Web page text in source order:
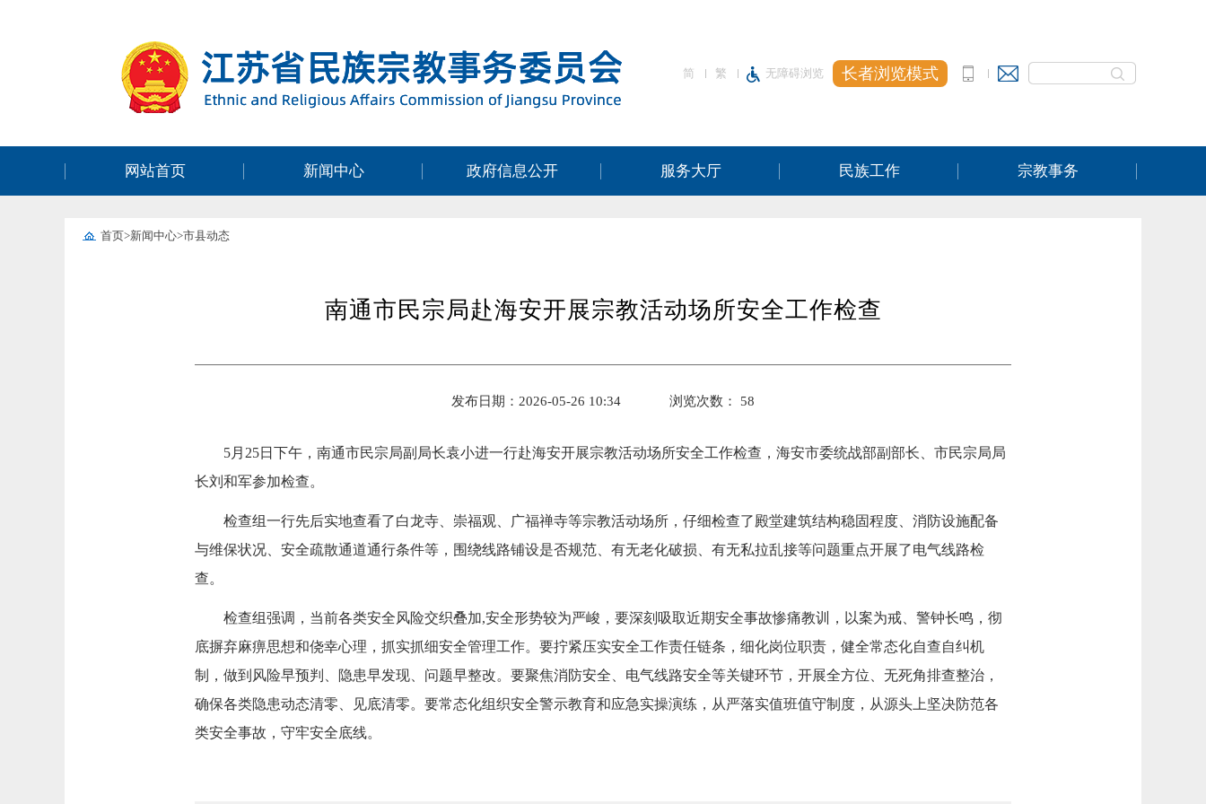
简 繁 无障碍浏览 长者浏览模式
网站首页 新闻中心 政府信息公开 服务大厅 民族工作 宗教事务
首页>新闻中心>市县动态
南通市民宗局赴海安开展宗教活动场所安全工作检查
发布日期：2026-05-26 10:34 浏览次数： 58
5月25日下午，南通市民宗局副局长袁小进一行赴海安开展宗教活动场所安全工作检查，海安市委统战部副部长、市民宗局局
长刘和军参加检查。
检查组一行先后实地查看了白龙寺、崇福观、广福禅寺等宗教活动场所，仔细检查了殿堂建筑结构稳固程度、消防设施配备
与维保状况、安全疏散通道通行条件等，围绕线路铺设是否规范、有无老化破损、有无私拉乱接等问题重点开展了电气线路检
查。
检查组强调，当前各类安全风险交织叠加,安全形势较为严峻，要深刻吸取近期安全事故惨痛教训，以案为戒、警钟长鸣，彻
底摒弃麻痹思想和侥幸心理，抓实抓细安全管理工作。要拧紧压实安全工作责任链条，细化岗位职责，健全常态化自查自纠机
制，做到风险早预判、隐患早发现、问题早整改。要聚焦消防安全、电气线路安全等关键环节，开展全方位、无死角排查整治，
确保各类隐患动态清零、见底清零。要常态化组织安全警示教育和应急实操演练，从严落实值班值守制度，从源头上坚决防范各
类安全事故，守牢安全底线。